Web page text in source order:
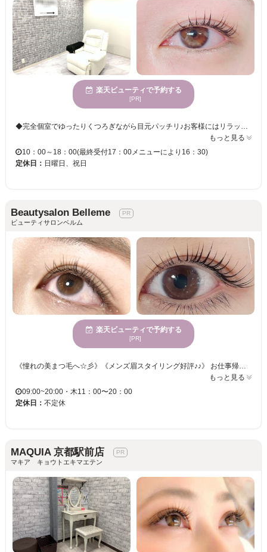
楽天ビューティで予約する
[PR]
◆完全個室でゆったりくつろぎながら目元パッチリ♪お客様にはリラックスした状態で施術を受けて頂けます◎ ◆駅から12分の綺麗な可愛いサロンです♪目の形やお客様のご希望によりでお一人お一人に似合った目元をご提案します！ ◆当日予約も可能ですので、忙しい方でも今すぐご予約頂けます。19時まで営業していますので、お仕事帰りにもぜひご来店下さい♪
もっと見る
10：00～18：00(最終受付17：00メニューにより16：30)
定休日： 日曜日、祝日
Beautysalon Belleme
ビューティサロンベルム
楽天ビューティで予約する
[PR]
もっと見る
09:00~20:00・木11：00〜20：00
定休日： 不定休
MAQUIA 京都駅前店
マキア キョウトエキマエテン